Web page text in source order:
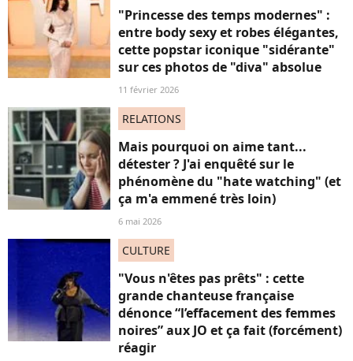
"Princesse des temps modernes" :
entre body sexy et robes élégantes,
cette popstar iconique "sidérante"
sur ces photos de "diva" absolue
11 février 2026
RELATIONS
Mais pourquoi on aime tant...
détester ? J'ai enquêté sur le
phénomène du "hate watching" (et
ça m'a emmené très loin)
6 mai 2026
CULTURE
"Vous n'êtes pas prêts" : cette
grande chanteuse française
dénonce “l’effacement des femmes
noires” aux JO et ça fait (forcément)
réagir